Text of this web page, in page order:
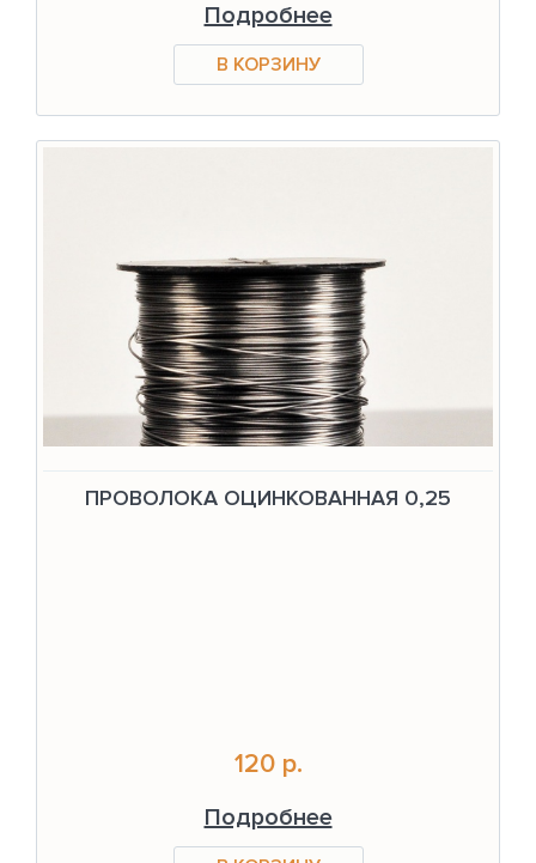
Подробнее
ПРОВОЛОКА ОЦИНКОВАННАЯ 0,25
120 р.
Подробнее